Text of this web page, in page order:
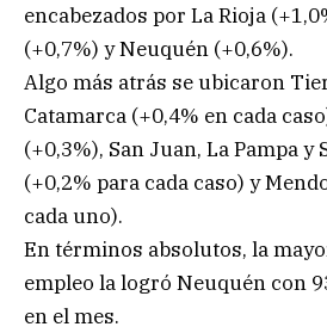
encabezados por La Rioja
(+0,7%) y Neuquén (+0,6%).
Algo más atrás se ubicaron
Catamarca (+0,4% en cada
(+0,3%), San Juan, La Pampa y
(+0,2% para cada caso) y
cada uno).
En términos absolutos, la
empleo la logró Neuquén con
en el mes.